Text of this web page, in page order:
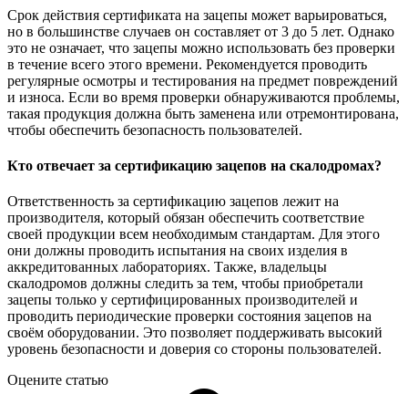
Срок действия сертификата на зацепы может варьироваться,
но в большинстве случаев он составляет от 3 до 5 лет. Однако
это не означает, что зацепы можно использовать без проверки
в течение всего этого времени. Рекомендуется проводить
регулярные осмотры и тестирования на предмет повреждений
и износа. Если во время проверки обнаруживаются проблемы,
такая продукция должна быть заменена или отремонтирована,
чтобы обеспечить безопасность пользователей.
Кто отвечает за сертификацию зацепов на скалодромах?
Ответственность за сертификацию зацепов лежит на
производителя, который обязан обеспечить соответствие
своей продукции всем необходимым стандартам. Для этого
они должны проводить испытания на своих изделия в
аккредитованных лабораториях. Также, владельцы
скалодромов должны следить за тем, чтобы приобретали
зацепы только у сертифицированных производителей и
проводить периодические проверки состояния зацепов на
своём оборудовании. Это позволяет поддерживать высокий
уровень безопасности и доверия со стороны пользователей.
Оцените статью